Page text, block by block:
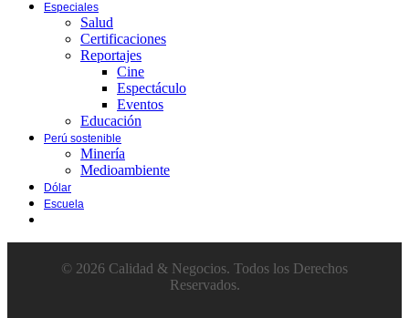
Especiales
Salud
Certificaciones
Reportajes
Cine
Espectáculo
Eventos
Educación
Perú sostenible
Minería
Medioambiente
Dólar
Escuela
© 2026 Calidad & Negocios. Todos los Derechos
Reservados.